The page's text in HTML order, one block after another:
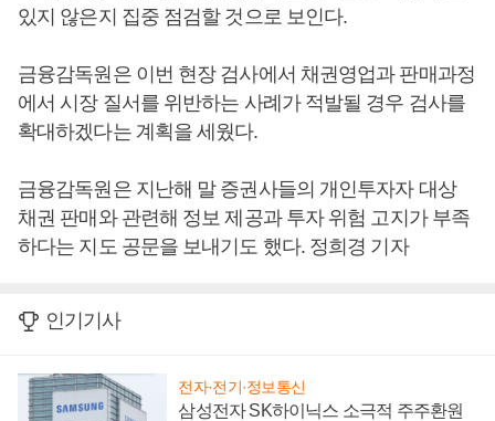
있지 않은지 집중 점검할 것으로 보인다.
금융감독원은 이번 현장 검사에서 채권영업과 판매과정
에서 시장 질서를 위반하는 사례가 적발될 경우 검사를
확대하겠다는 계획을 세웠다.
금융감독원은 지난해 말 증권사들의 개인투자자 대상
채권 판매와 관련해 정보 제공과 투자 위험 고지가 부족
하다는 지도 공문을 보내기도 했다. 정희경 기자
인기기사
전자·전기·정보통신
삼성전자 SK하이닉스 소극적 주주환원